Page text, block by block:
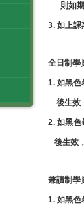
則如
3. 如上課
全日制學
1. 如黑色
後生效
2. 如黑色
後生效
兼讀制學
1. 如黑色